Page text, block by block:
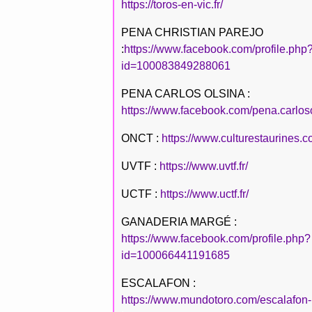
https://toros-en-vic.fr/
PENA CHRISTIAN PAREJO
:https://www.facebook.com/
id=100083849288061
PENA CARLOS OLSINA :
https://www.facebook.com/
ONCT : https://
UVTF : https://www.uvtf.fr/
UCTF : https://www.uctf.fr/
GANADERIA MARGÉ :
https://www.facebook.com/profile.php?
id=100066441191685
ESCALAFON :
https://www.mundotoro.com/escalafon-